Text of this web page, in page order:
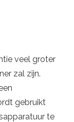
veel groter
zal zijn.
gebruikt
te